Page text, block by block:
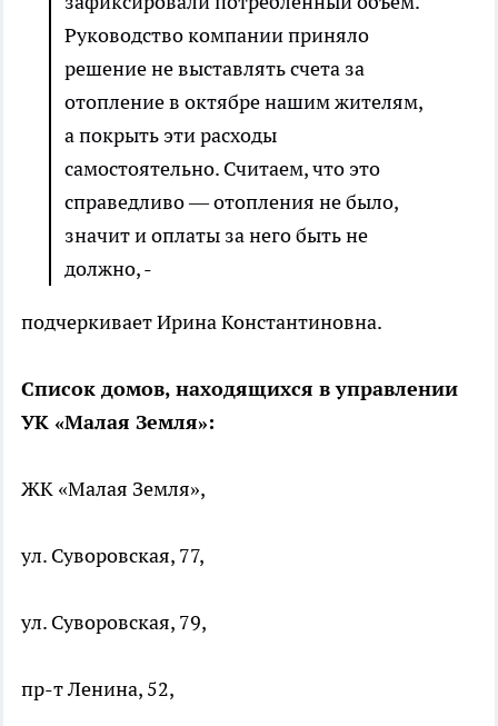
Руководство компании приняло
решение не выставлять счета за
отопление в октябре нашим жителям,
а покрыть эти расходы
самостоятельно. Считаем, что это
справедливо — отопления не было,
значит и оплаты за него быть не
должно, -
подчеркивает Ирина Константиновна.
Список домов, находящихся в управлении
УК «Малая Земля»:
ЖК «Малая Земля»,
ул. Суворовская, 77,
ул. Суворовская, 79,
пр-т Ленина, 52,